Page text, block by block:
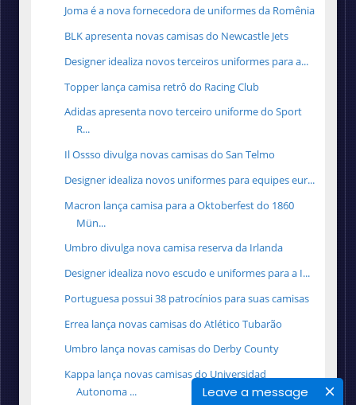
Leave a message
Joma é a nova fornecedora de uniformes da Romênia
BLK apresenta novas camisas do Newcastle Jets
Designer idealiza novos terceiros uniformes para a...
Topper lança camisa retrô do Racing Club
Adidas apresenta novo terceiro uniforme do Sport
R...
Il Ossso divulga novas camisas do San Telmo
Designer idealiza novos uniformes para equipes eur...
Macron lança camisa para a Oktoberfest do 1860
Mün...
Umbro divulga nova camisa reserva da Irlanda
Designer idealiza novo escudo e uniformes para a I...
Portuguesa possui 38 patrocínios para suas camisas
Errea lança novas camisas do Atlético Tubarão
Umbro lança novas camisas do Derby County
Kappa lança novas camisas do Universidad
Autonoma ...